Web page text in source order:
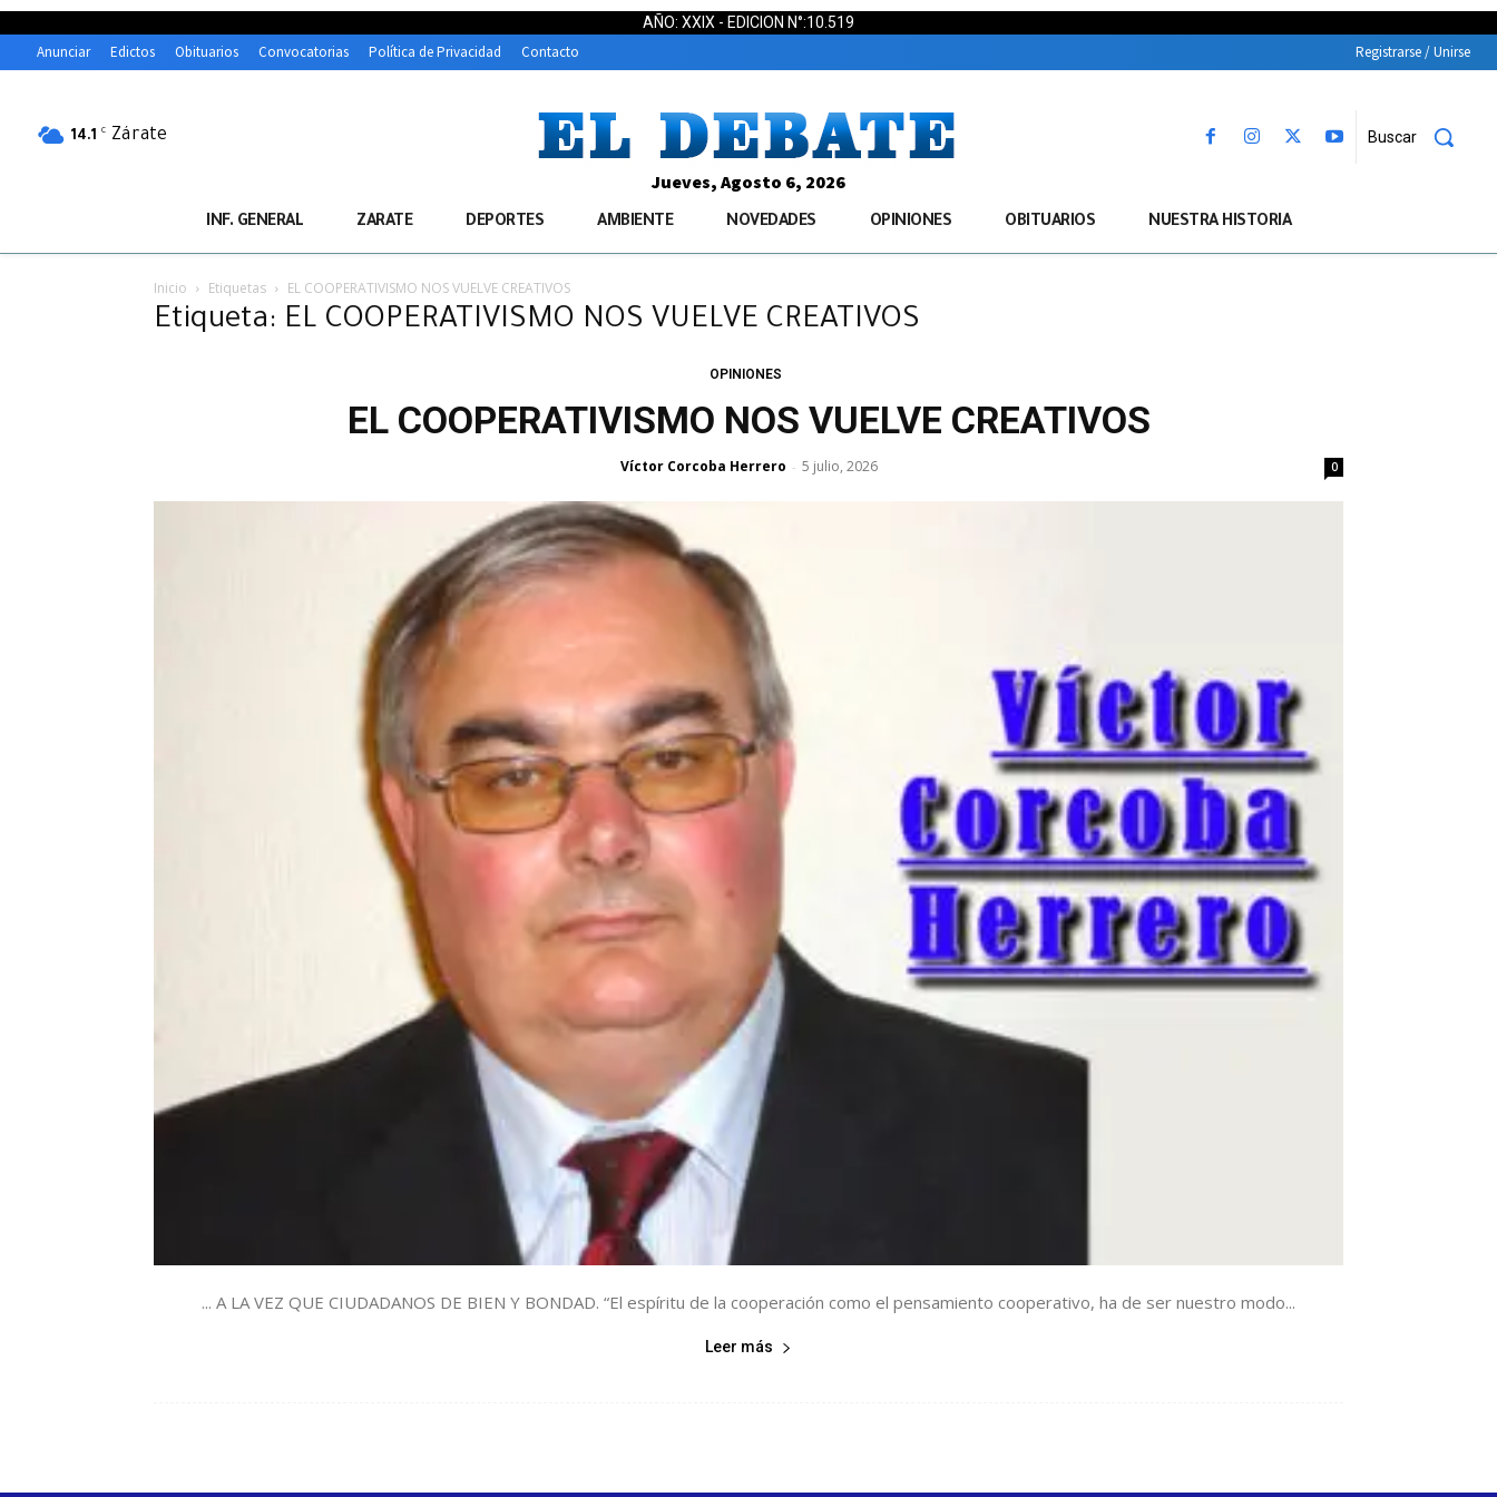
AÑO: XXIX - EDICION N°:10.519
Anunciar Edictos Obituarios Convocatorias Política de Privacidad Contacto Registrarse / Unirse
14.1 C Zárate Buscar
Jueves, Agosto 6, 2026
INF. GENERAL ZARATE DEPORTES AMBIENTE NOVEDADES OPINIONES OBITUARIOS NUESTRA HISTORIA
Inicio Etiquetas EL COOPERATIVISMO NOS VUELVE CREATIVOS
Etiqueta: EL COOPERATIVISMO NOS VUELVE CREATIVOS
OPINIONES
EL COOPERATIVISMO NOS VUELVE CREATIVOS
Víctor Corcoba Herrero - 5 julio, 2026 0
... A LA VEZ QUE CIUDADANOS DE BIEN Y BONDAD. “El espíritu de la cooperación como el pensamiento cooperativo, ha de ser nuestro modo...
Leer más